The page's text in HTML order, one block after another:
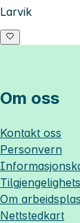
Larvik
Om oss
Kontakt oss
Personvern
Om
Nettstedkart